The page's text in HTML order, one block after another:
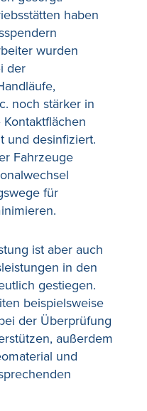
haben
wurden
der
noch stärker in
und desinfiziert.
Fahrzeuge
für
ist aber auch
in den
gestiegen.
beispielsweise
der Überprüfung
außerdem
und